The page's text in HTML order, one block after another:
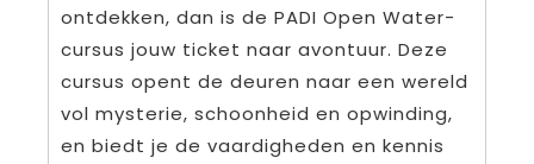
ontdekken, dan is de PADI Open Water-
cursus jouw ticket naar avontuur. Deze
cursus opent de deuren naar een wereld
vol mysterie, schoonheid en opwinding,
en biedt je de vaardigheden en kennis